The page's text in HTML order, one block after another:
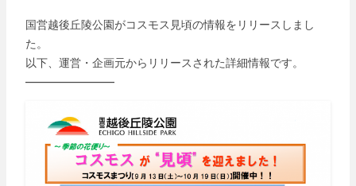
国営越後丘陵公園がコスモス見頃の情報をリリースしまし
た。
以下、運営・企画元からリリースされた詳細情報です。
————————